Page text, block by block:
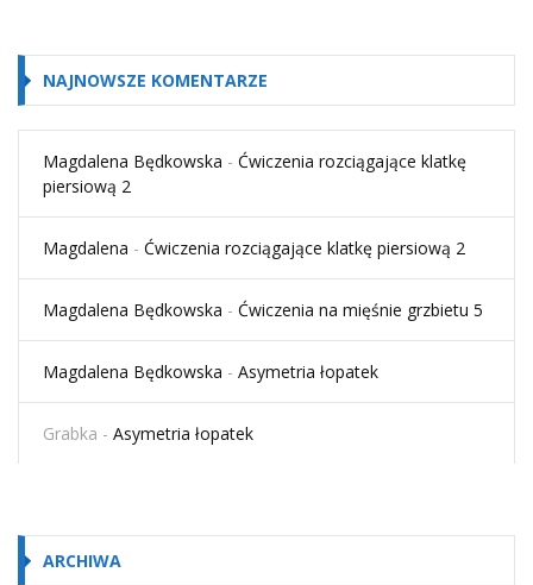
NAJNOWSZE KOMENTARZE
Magdalena Będkowska - Ćwiczenia rozciągające klatkę
piersiową 2
Magdalena - Ćwiczenia rozciągające klatkę piersiową 2
Magdalena Będkowska - Ćwiczenia na mięśnie grzbietu 5
Magdalena Będkowska - Asymetria łopatek
Grabka - Asymetria łopatek
ARCHIWA